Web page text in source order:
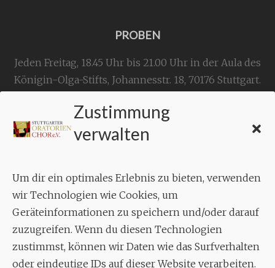
Zustimmung
verwalten
Um dir ein optimales Erlebnis zu bieten, verwenden
wir Technologien wie Cookies, um
Geräteinformationen zu speichern und/oder darauf
zuzugreifen. Wenn du diesen Technologien
zustimmst, können wir Daten wie das Surfverhalten
oder eindeutige IDs auf dieser Website verarbeiten.
PROBEN
Jeden Freitag, 18.45 Uhr bis 21.00 Uhr in der Aula des
Königin-Olga-Stifts, Johannesstr. 18, 70176 Stuttgart.
KONTAKT
Geschäftsstelle:
Aixheimer Str. 18
70619 Stuttgart
MUSIK
Musikalischer Leiter: